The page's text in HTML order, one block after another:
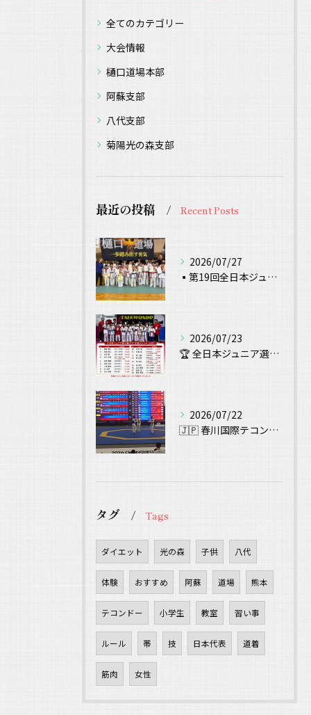
全てのカテゴリー
大会情報
樋口道場本部
阿蘇支部
八代支部
菊陽光の森支部
最近の投稿 Recent Posts
2026/07/27
▪️第19回全日本ジュニアテコンドー選手権 試合結果▪️
2026/07/23
🏆 全日本ジュニア選手権大会 出場！ 🥋
2026/07/22
🇯🇵 春川国際テコンドー大会（Chuncheon Korea...
タグ Tags
ダイエット 光の森 子供 八代
体験 おすすめ 阿蘇 道場 熊本
テコンドー 小学生 教室 習い事
ルール 帯 技 日本代表 道着
筋肉 女性